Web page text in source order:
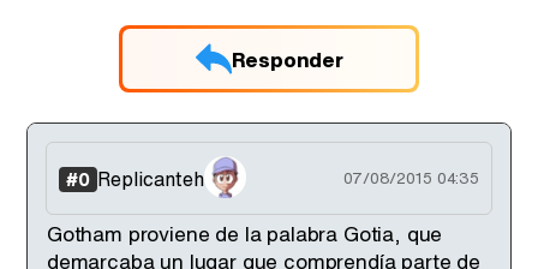
Responder
#0 Replicanteh 07/08/2015 04:35
Gotham proviene de la palabra Gotia, que
demarcaba un lugar que comprendía parte de